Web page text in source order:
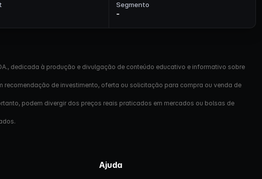
Segmento
-
dedicada à produção e divulgação de conteúdo educativo e informativo sobre
de investimento, oferta ou solicitação para compra ou venda de
podem divergir dos preços reais praticados em mercados ou bolsas de
Ajuda